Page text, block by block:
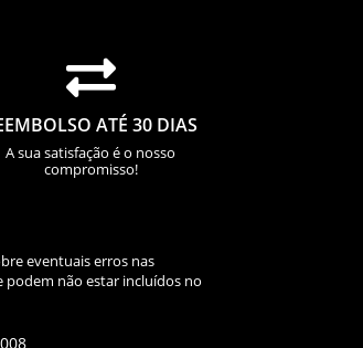

ATÉ 30 DIAS
A sua satisfação é o nosso
compromisso!
eventuais erros nas
podem não estar incluídos no